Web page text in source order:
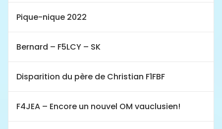
Pique-nique 2022
Bernard – F5LCY – SK
Disparition du père de Christian F1FBF
F4JEA – Encore un nouvel OM vauclusien!